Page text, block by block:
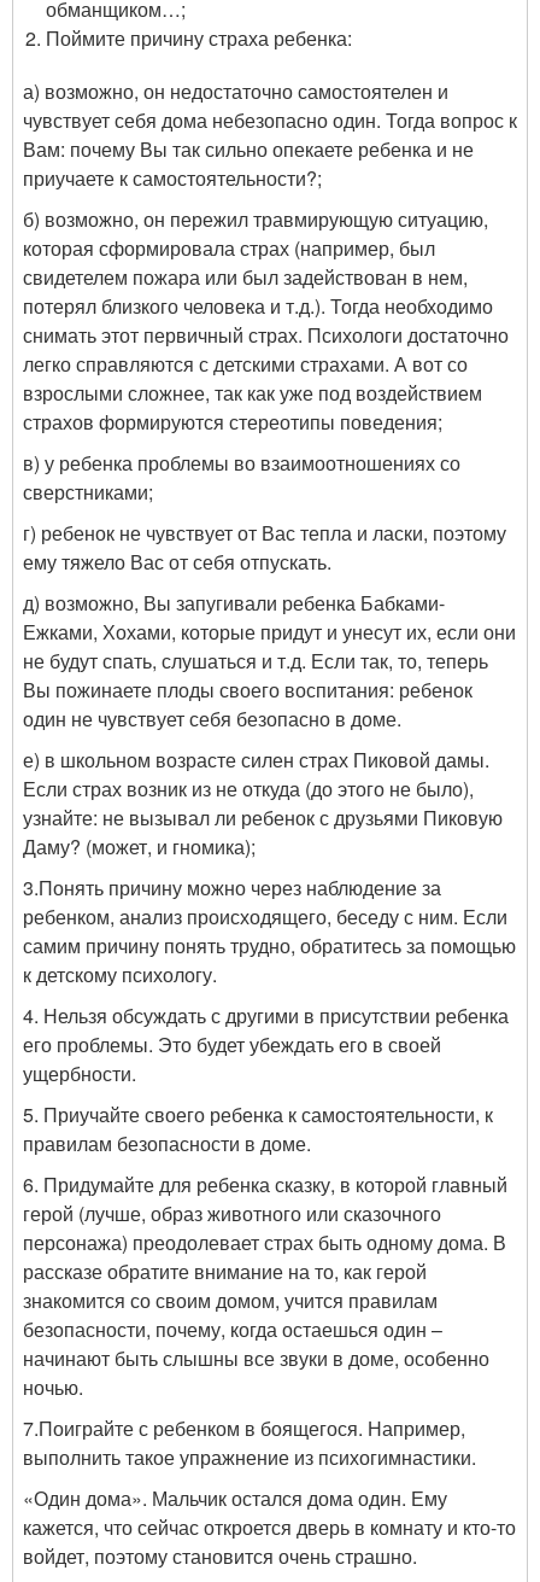
обманщиком…;
Поймите причину страха ребенка:
а) возможно, он недостаточно самостоятелен и
чувствует себя дома небезопасно один. Тогда вопрос к
Вам: почему Вы так сильно опекаете ребенка и не
приучаете к самостоятельности?;
б) возможно, он пережил травмирующую ситуацию,
которая сформировала страх (например, был
свидетелем пожара или был задействован в нем,
потерял близкого человека и т.д.). Тогда необходимо
снимать этот первичный страх. Психологи достаточно
легко справляются с детскими страхами. А вот со
взрослыми сложнее, так как уже под воздействием
страхов формируются стереотипы поведения;
в) у ребенка проблемы во взаимоотношениях со
сверстниками;
г) ребенок не чувствует от Вас тепла и ласки, поэтому
ему тяжело Вас от себя отпускать.
д) возможно, Вы запугивали ребенка Бабками-
Ежками, Хохами, которые придут и унесут их, если они
не будут спать, слушаться и т.д. Если так, то, теперь
Вы пожинаете плоды своего воспитания: ребенок
один не чувствует себя безопасно в доме.
е) в школьном возрасте силен страх Пиковой дамы.
Если страх возник из не откуда (до этого не было),
узнайте: не вызывал ли ребенок с друзьями Пиковую
Даму? (может, и гномика);
3.Понять причину можно через наблюдение за
ребенком, анализ происходящего, беседу с ним. Если
самим причину понять трудно, обратитесь за помощью
к детскому психологу.
4. Нельзя обсуждать с другими в присутствии ребенка
его проблемы. Это будет убеждать его в своей
ущербности.
5. Приучайте своего ребенка к самостоятельности, к
правилам безопасности в доме.
6. Придумайте для ребенка сказку, в которой главный
герой (лучше, образ животного или сказочного
персонажа) преодолевает страх быть одному дома. В
рассказе обратите внимание на то, как герой
знакомится со своим домом, учится правилам
безопасности, почему, когда остаешься один –
начинают быть слышны все звуки в доме, особенно
ночью.
7.Поиграйте с ребенком в боящегося. Например,
выполнить такое упражнение из психогимнастики.
«Один дома». Мальчик остался дома один. Ему
кажется, что сейчас откроется дверь в комнату и кто-то
войдет, поэтому становится очень страшно.